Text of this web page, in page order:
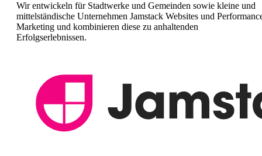
Wir entwickeln für Stadtwerke und Gemeinden sowie kleine und
mittelständische Unternehmen Jamstack Websites und
Marketing und kombinieren diese zu anhaltenden
Erfolgserlebnissen.